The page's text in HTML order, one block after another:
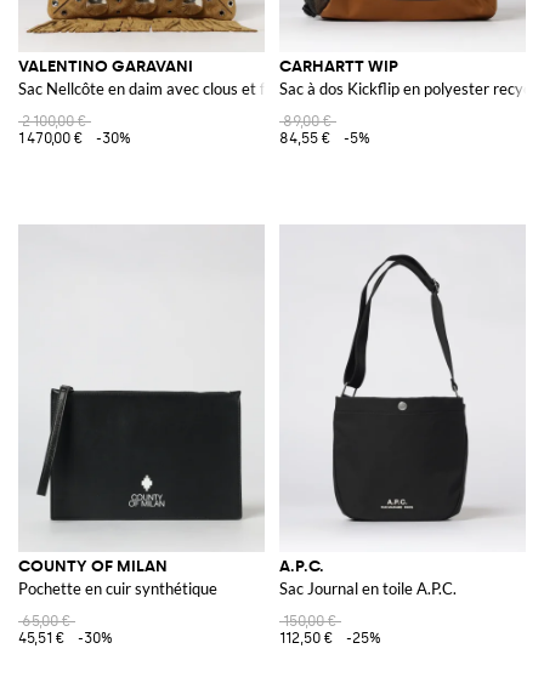
VALENTINO GARAVANI
Sac Nellcôte en daim avec clous et franges
2 100,00 €
1 470,00 €
-30%
CARHARTT WIP
Sac à dos Kickflip en polyester recyclé
89,00 €
84,55 €
-5%
COUNTY OF MILAN
Pochette en cuir synthétique
65,00 €
45,51 €
-30%
A.P.C.
Sac Journal en toile A.P.C.
150,00 €
112,50 €
-25%